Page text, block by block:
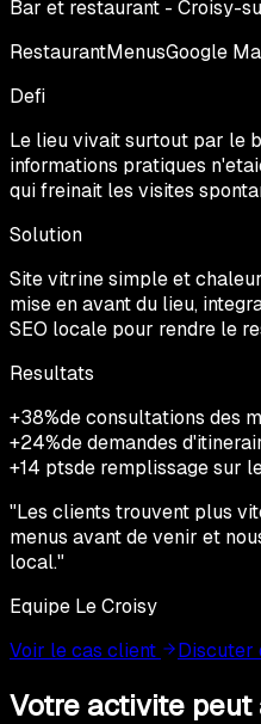
Bar et restaurant - Croisy-
RestaurantMenusGoogle
Defi
Le lieu vivait surtout par le
informations pratiques
qui freinait les visites
Solution
Site vitrine simple et
mise en avant du lieu,
SEO locale pour rendre le
Resultats
+38%de consultations des
+24%de demandes
+14 ptsde remplissage sur
"Les clients trouvent plus
menus avant de venir et
local."
Equipe Le Croisy
Voir le cas client
Discuter
Votre activite peut